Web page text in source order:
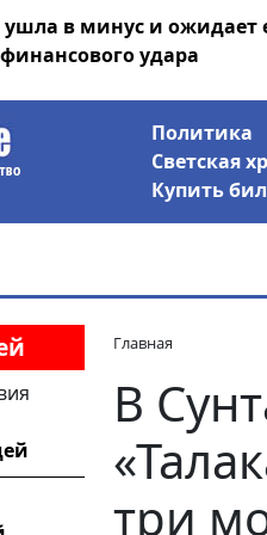
в минус и ожидает
финансового удара
Политика
Светская
Купить
Главная
В
три